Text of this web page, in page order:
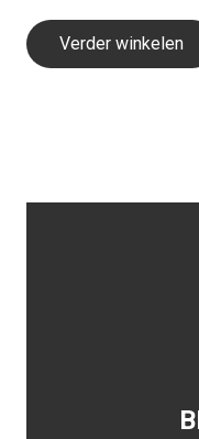
Verder winkelen